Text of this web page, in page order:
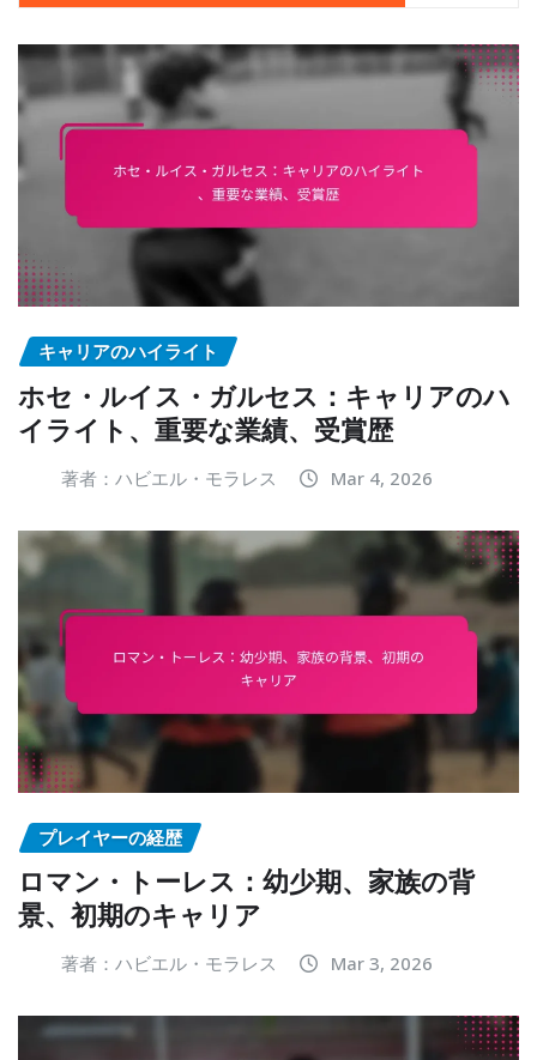
キャリアのハイライト
ホセ・ルイス・ガルセス：キャリアのハ
イライト、重要な業績、受賞歴
著者：ハビエル・モラレス Mar 4, 2026
プレイヤーの経歴
ロマン・トーレス：幼少期、家族の背
景、初期のキャリア
著者：ハビエル・モラレス Mar 3, 2026